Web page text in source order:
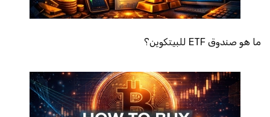
ما هو صندوق ETF للبيتكوين؟